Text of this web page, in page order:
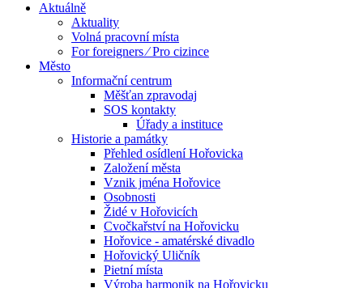
Aktuálně
Aktuality
Volná pracovní místa
For foreigners ⁄ Pro cizince
Město
Informační centrum
Měšťan zpravodaj
SOS kontakty
Úřady a instituce
Historie a památky
Přehled osídlení Hořovicka
Založení města
Vznik jména Hořovice
Osobnosti
Židé v Hořovicích
Cvočkařství na Hořovicku
Hořovice - amatérské divadlo
Hořovický Uličník
Pietní místa
Výroba harmonik na Hořovicku